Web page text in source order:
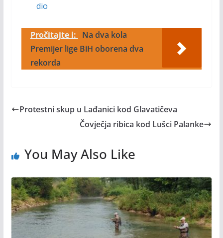
dio
Pročitajte i:
Na dva kola
Premijer lige BiH oborena dva
rekorda
Protestni skup u Lađanici kod Glavatičeva
Čovječja ribica kod Lušci Palanke
You May Also Like